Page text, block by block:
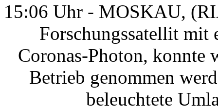
15:06 Uhr - MOSKAU,
Forschungssatellit mit
Coronas-Photon, konnte
Betrieb genommen
beleuchtete